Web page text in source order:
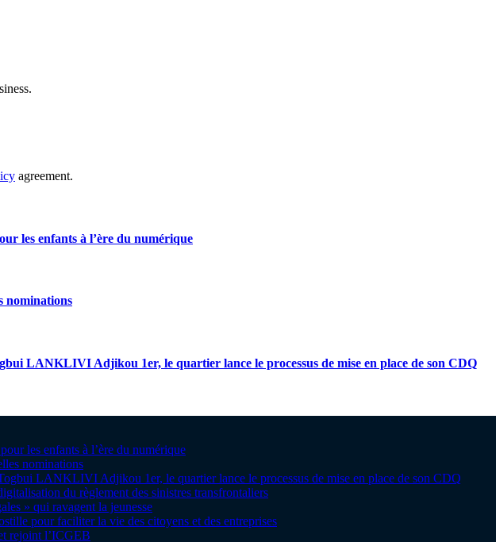
agreement.
les enfants à l’ère du numérique
nominations
LANKLIVI Adjikou 1er, le quartier lance le processus de mise en place de son CDQ
les enfants à l’ère du numérique
nominations
LANKLIVI Adjikou 1er, le quartier lance le processus de mise en place de son CDQ
du règlement des sinistres transfrontaliers
» qui ravagent la jeunesse
pour faciliter la vie des citoyens et des entreprises
rejoint l’ICGEB